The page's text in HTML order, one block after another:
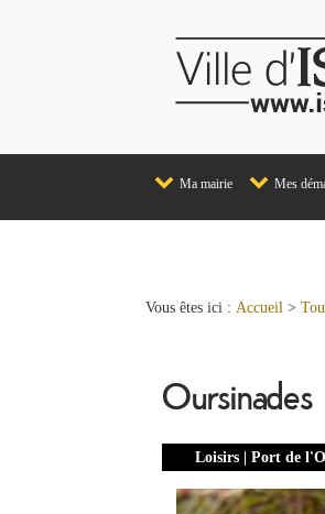
Ma mairie Mes
Vous êtes ici : Accueil >
Oursinades
Loisirs | Port de